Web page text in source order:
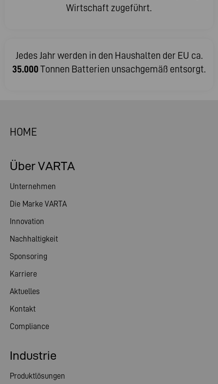
Wirtschaft zugeführt.
Jedes Jahr werden in den Haushalten der EU ca.
35.000Tonnen Batterien unsachgemäß entsorgt.
HOME
Über VARTA
Unternehmen
Die Marke VARTA
Innovation
Nachhaltigkeit
Sponsoring
Karriere
Aktuelles
Kontakt
Compliance
Industrie
Produktlösungen